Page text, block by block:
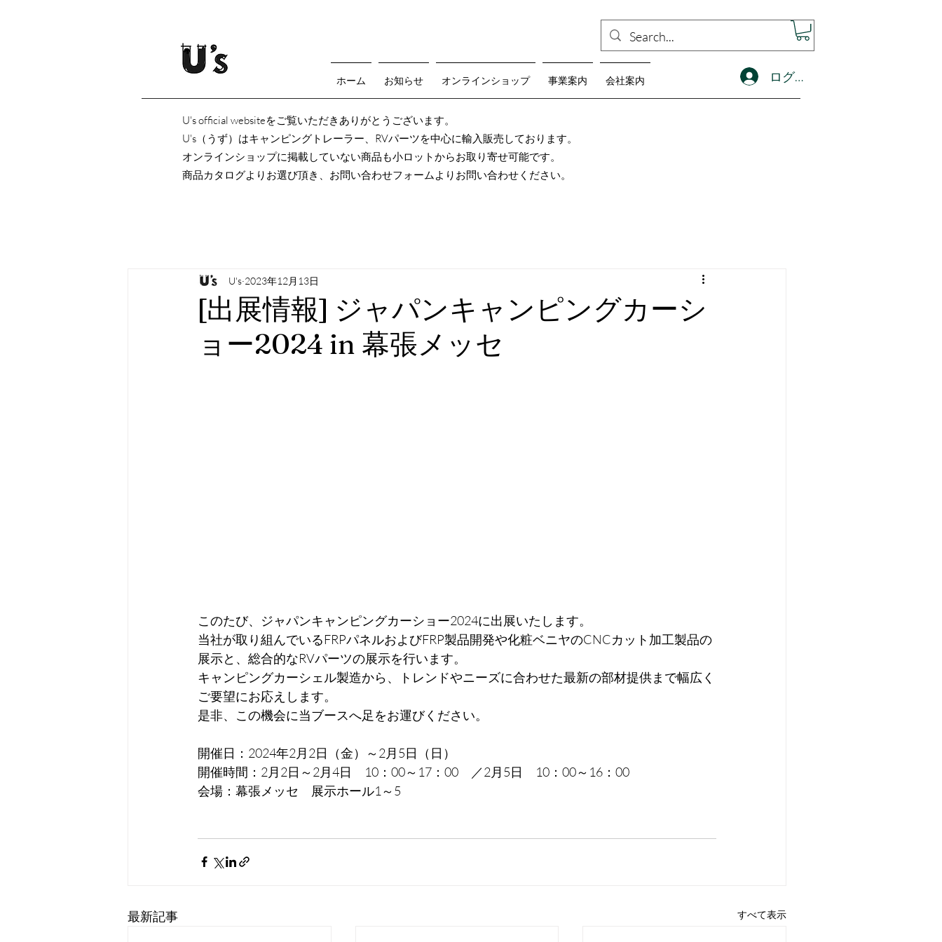
ホーム お知らせ オンラインショップ 事業案内 会社案内 ログイン
U's official websiteをご覧いただきありがとうございます。
U's（うず）はキャンピングトレーラー、RVパーツを中心に輸入販売しております。
オンラインショップに掲載していない商品も小ロットからお取り寄せ可能です。
商品カタログよりお選び頂き、お問い合わせフォームよりお問い合わせください。
[出展情報] ジャパンキャンピングカーシ
ョー2024 in 幕張メッセ
U's 2023年12月13日
このたび、ジャパンキャンピングカーショー2024に出展いたします。
当社が取り組んでいるFRPパネルおよびFRP製品開発や化粧ベニヤのCNCカット加工製品の
展示と、総合的なRVパーツの展示を行います。
キャンピングカーシェル製造から、トレンドやニーズに合わせた最新の部材提供まで幅広く
ご要望にお応えします。
是非、この機会に当ブースへ足をお運びください。
開催日：2024年2月2日（金）～2月5日（日）
開催時間：2月2日～2月4日　10：00～17：00　／2月5日　10：00～16：00
会場：幕張メッセ　展示ホール1～5
最新記事 すべて表示